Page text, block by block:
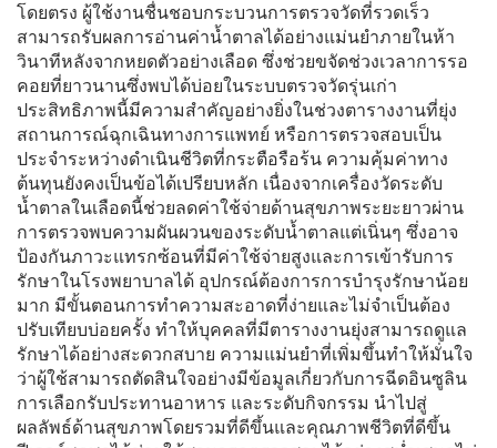
โดยตรง ผู้ใช้งานชื่นชอบกระบวนการตรวจวัดที่รวดเร็ว
สามารถรับผลการอ่านค่าน้ำตาลได้อย่างแม่นยำภายในห้า
วินาทีหลังจากหยดตัวอย่างเลือด ซึ่งช่วยขจัดช่วงเวลาการรอ
คอยที่ยาวนานซึ่งพบได้บ่อยในระบบตรวจวัดรุ่นเก่า
ประสิทธิภาพนี้มีความสำคัญอย่างยิ่งในช่วงตารางงานที่ยุ่ง
สถานการณ์ฉุกเฉินทางการแพทย์ หรือการตรวจสอบเป็น
ประจำระหว่างดำเนินชีวิตที่กระตือรือร้น ความคุ้มค่าทาง
ต้นทุนยังคงเป็นข้อได้เปรียบหลัก เนื่องจากเครื่องวัดระดับ
น้ำตาลในเลือดนี้ช่วยลดค่าใช้จ่ายด้านสุขภาพระยะยาวผ่าน
การตรวจพบความผันผวนของระดับน้ำตาลแต่เนิ่นๆ ซึ่งอาจ
ป้องกันภาวะแทรกซ้อนที่มีค่าใช้จ่ายสูงและการเข้ารับการ
รักษาในโรงพยาบาลได้ อุปกรณ์ต้องการการบำรุงรักษาน้อย
มาก มีขั้นตอนการทำความสะอาดที่ง่ายและไม่จำเป็นต้อง
ปรับเทียบบ่อยครั้ง ทำให้บุคคลที่มีตารางงานยุ่งสามารถดูแล
รักษาได้อย่างสะดวกสบาย ความแม่นยำที่เพิ่มขึ้นทำให้มั่นใจ
ว่าผู้ใช้สามารถตัดสินใจอย่างมีข้อมูลเกี่ยวกับการฉีดอินซูลิน
การเลือกรับประทานอาหาร และระดับกิจกรรม นำไปสู่
ผลลัพธ์ด้านสุขภาพโดยรวมที่ดีขึ้นและคุณภาพชีวิตที่ดีขึ้น